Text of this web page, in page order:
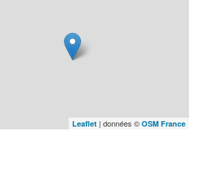
Leaflet | données © OSM France